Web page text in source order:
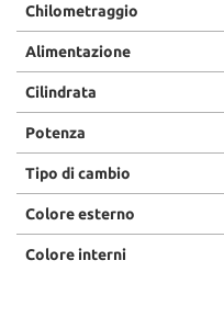
Chilometraggio
Alimentazione
Cilindrata
Potenza
Tipo di cambio
Colore esterno
Colore interni